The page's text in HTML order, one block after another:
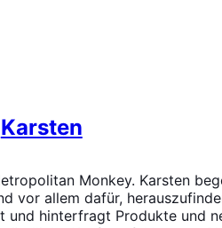
Karsten
Monkey. Karsten
vor allem dafür,
und hinterfragt Produkte und